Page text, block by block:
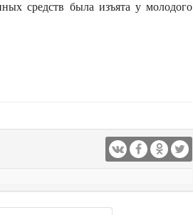
средств была изъята у молодого